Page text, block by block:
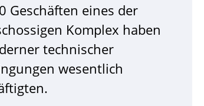
Geschäften eines der
Komplex haben
technischer
wesentlich